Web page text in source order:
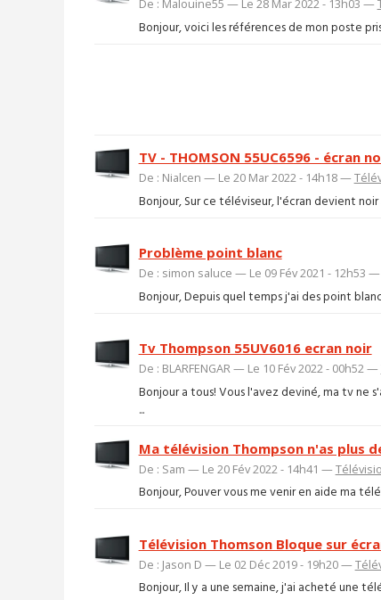
De : Malouine55 — Le 28 Mar 2022 - 13h03 —
Bonjour, voici les références de mon poste
TV - THOMSON 55UC6596 - écran
De : Nialcen — Le 20 Mar 2022 - 14h18 —
Bonjour, Sur ce téléviseur, l'écran devient
Problème point blanc
De : simon saluce — Le 09 Fév 2021 - 12h53 —
Bonjour, Depuis quel temps j'ai des point
Tv Thompson 55UV6016 ecran noir
De : BLARFENGAR — Le 10 Fév 2022 - 00h52 —
Bonjour a tous! Vous l'avez deviné, ma tv ne
...
Ma télévision Thompson n'as plus
De : Sam — Le 20 Fév 2022 - 14h41 —
Bonjour, Pouver vous me venir en aide ma
Télévision Thomson Bloque sur
De : Jason D — Le 02 Déc 2019 - 19h20 —
Bonjour, Il y a une semaine, j'ai acheté une